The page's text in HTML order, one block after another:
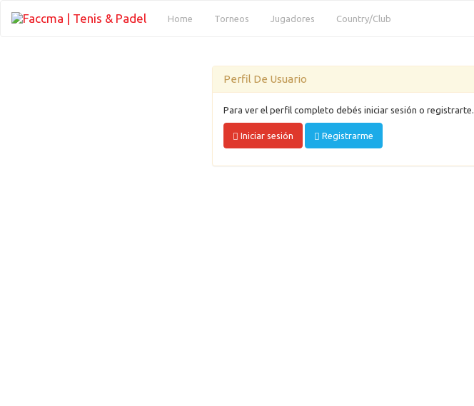
Home (current)Torneos Jugadores Country/Club
Perfil De Usuario
Para ver el perfil completo debés iniciar sesión o registrarte.
Iniciar sesión Registrarme